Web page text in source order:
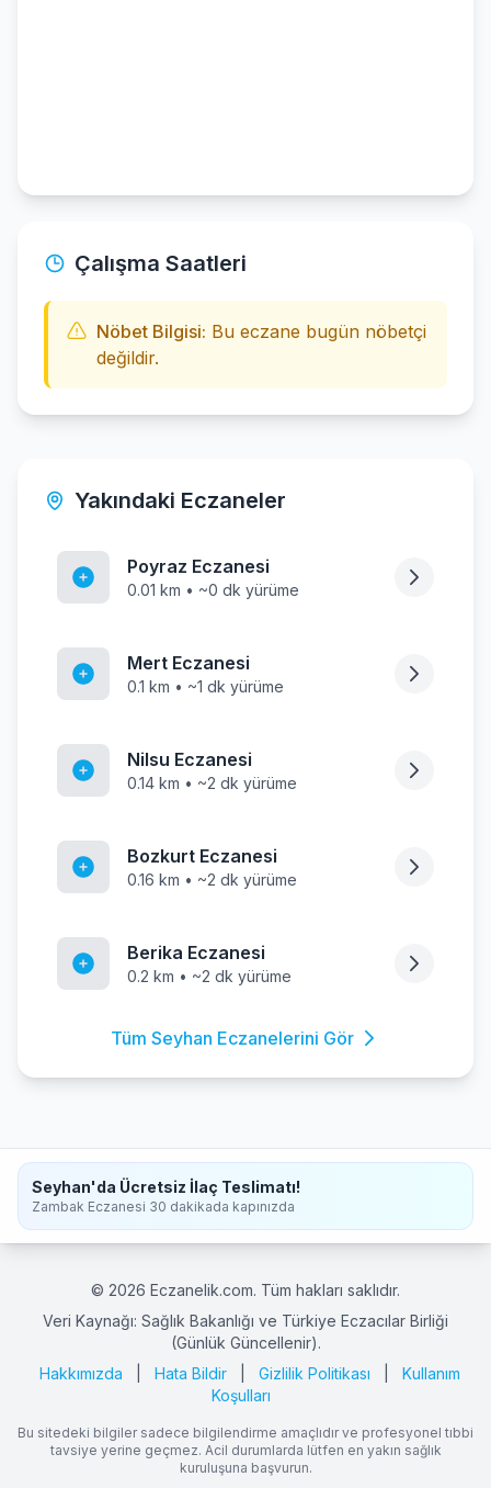
Çalışma Saatleri
Nöbet Bilgisi: Bu eczane bugün nöbetçi
değildir.
Yakındaki Eczaneler
Poyraz Eczanesi
0.01 km • ~0 dk yürüme
Mert Eczanesi
0.1 km • ~1 dk yürüme
Nilsu Eczanesi
0.14 km • ~2 dk yürüme
Bozkurt Eczanesi
0.16 km • ~2 dk yürüme
Berika Eczanesi
0.2 km • ~2 dk yürüme
Tüm Seyhan Eczanelerini Gör
Seyhan'da Ücretsiz İlaç Teslimatı!
Zambak Eczanesi 30 dakikada kapınızda
© 2026 Eczanelik.com. Tüm hakları saklıdır.
Veri Kaynağı: Sağlık Bakanlığı ve Türkiye Eczacılar Birliği
(Günlük Güncellenir).
Hakkımızda
Hata Bildir Gizlilik Politikası
Kullanım
Koşulları
Bu sitedeki bilgiler sadece bilgilendirme amaçlıdır ve profesyonel tıbbi
tavsiye yerine geçmez. Acil durumlarda lütfen en yakın sağlık
kuruluşuna başvurun.